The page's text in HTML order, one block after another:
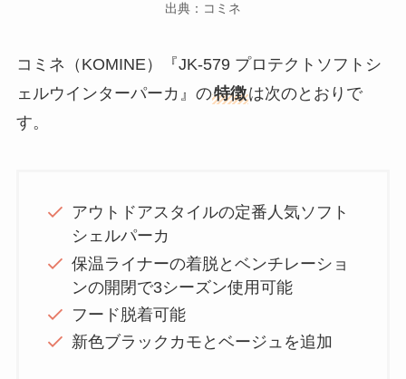
出典：コミネ
コミネ（KOMINE）『JK-579 プロテクトソフトシ
ェルウインターパーカ』の特徴は次のとおりで
す。
アウトドアスタイルの定番人気ソフト
シェルパーカ
保温ライナーの着脱とベンチレーショ
ンの開閉で3シーズン使用可能
フード脱着可能
新色ブラックカモとベージュを追加